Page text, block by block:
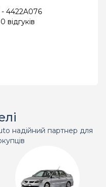
- 4422A076
0 відгуків
надійний партнер для